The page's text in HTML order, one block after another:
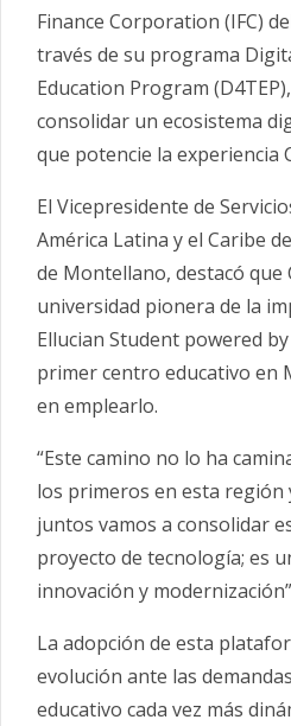
Finance Corporation (IFC)
través de su programa
Education Program
consolidar un ecosistema
que potencie la experiencia
El Vicepresidente de
América Latina y el Caribe
de Montellano, destacó que
universidad pionera de la
Ellucian Student powered
primer centro educativo en
en emplearlo.
“Este camino no lo ha
los primeros en esta región
juntos vamos a consolidar
proyecto de tecnología; es
innovación y
La adopción de esta
evolución ante las
educativo cada vez más